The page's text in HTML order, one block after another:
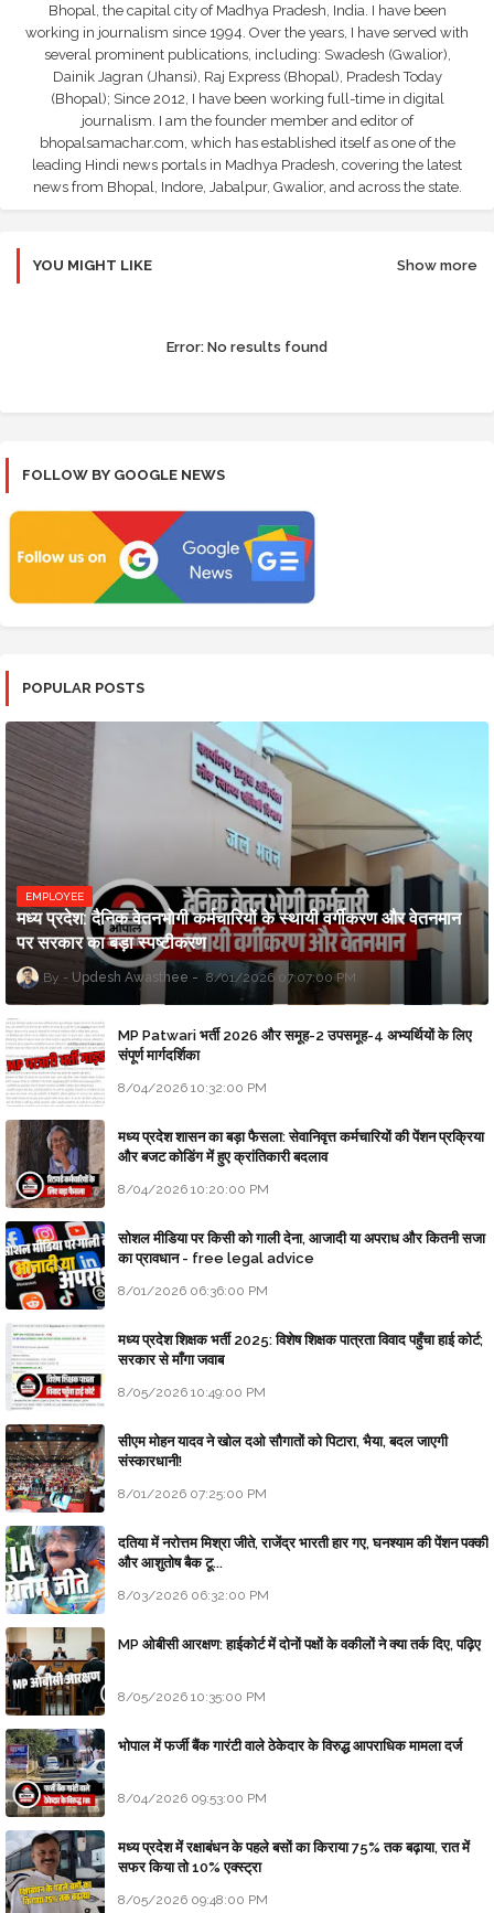
Bhopal, the capital city of Madhya Pradesh, India. I have been
working in journalism since 1994. Over the years, I have served with
several prominent publications, including: Swadesh (Gwalior),
Dainik Jagran (Jhansi), Raj Express (Bhopal), Pradesh Today
(Bhopal); Since 2012, I have been working full-time in digital
journalism. I am the founder member and editor of
bhopalsamachar.com, which has established itself as one of the
leading Hindi news portals in Madhya Pradesh, covering the latest
news from Bhopal, Indore, Jabalpur, Gwalior, and across the state.
YOU MIGHT LIKE Show more
Error: No results found
FOLLOW BY GOOGLE NEWS
POPULAR POSTS
EMPLOYEE
मध्य प्रदेश: दैनिक वेतनभोगी कर्मचारियों के स्थायी वर्गीकरण और वेतनमान
पर सरकार का बड़ा स्पष्टीकरण
Updesh Awasthee 8/01/2026 07:07:00 PM
MP Patwari भर्ती 2026 और समूह-2 उपसमूह-4 अभ्यर्थियों के लिए
संपूर्ण मार्गदर्शिका
8/04/2026 10:32:00 PM
मध्य प्रदेश शासन का बड़ा फैसला: सेवानिवृत्त कर्मचारियों की पेंशन प्रक्रिया
और बजट कोडिंग में हुए क्रांतिकारी बदलाव
8/04/2026 10:20:00 PM
सोशल मीडिया पर किसी को गाली देना, आजादी या अपराध और कितनी सजा
का प्रावधान - free legal advice
8/01/2026 06:36:00 PM
मध्य प्रदेश शिक्षक भर्ती 2025: विशेष शिक्षक पात्रता विवाद पहुँचा हाई कोर्ट;
सरकार से माँगा जवाब
8/05/2026 10:49:00 PM
सीएम मोहन यादव ने खोल दओ सौगातों को पिटारा, भैया, बदल जाएगी
संस्कारधानी!
8/01/2026 07:25:00 PM
दतिया में नरोत्तम मिश्रा जीते, राजेंद्र भारती हार गए, घनश्याम की पेंशन पक्की
और आशुतोष बैक टू...
8/03/2026 06:32:00 PM
MP ओबीसी आरक्षण: हाईकोर्ट में दोनों पक्षों के वकीलों ने क्या तर्क दिए, पढ़िए
8/05/2026 10:35:00 PM
भोपाल में फर्जी बैंक गारंटी वाले ठेकेदार के विरुद्ध आपराधिक मामला दर्ज
8/04/2026 09:53:00 PM
मध्य प्रदेश में रक्षाबंधन के पहले बसों का किराया 75% तक बढ़ाया, रात में
सफर किया तो 10% एक्स्ट्रा
8/05/2026 09:48:00 PM